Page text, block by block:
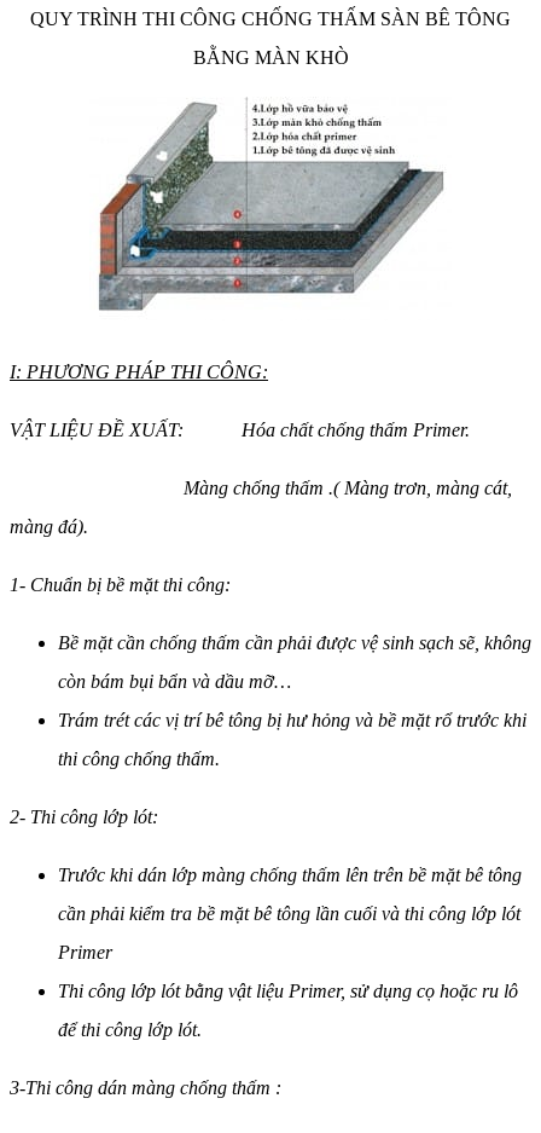
QUY TRÌNH THI CÔNG CHỐNG THẤM SÀN BÊ TÔNG
BẰNG MÀN KHÒ
I: PHƯƠNG PHÁP THI CÔNG:
VẬT LIỆU ĐỀ XUẤT: Hóa chất chống thấm Primer.
Màng chống thấm .( Màng trơn, màng cát,
màng đá).
1- Chuẩn bị bề mặt thi công:
Bề mặt cần chống thấm cần phải được vệ sinh sạch sẽ, không
còn bám bụi bẩn và dầu mỡ…
Trám trét các vị trí bê tông bị hư hỏng và bề mặt rổ trước khi
thi công chống thấm.
2- Thi công lớp lót:
Trước khi dán lớp màng chống thấm lên trên bề mặt bê tông
cần phải kiểm tra bề mặt bê tông lần cuối và thi công lớp lót
Primer
Thi công lớp lót bằng vật liệu Primer, sử dụng cọ hoặc ru lô
để thi công lớp lót.
3-Thi công dán màng chống thấm :